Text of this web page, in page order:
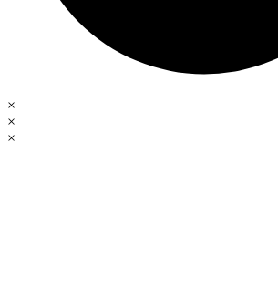
×
×
×